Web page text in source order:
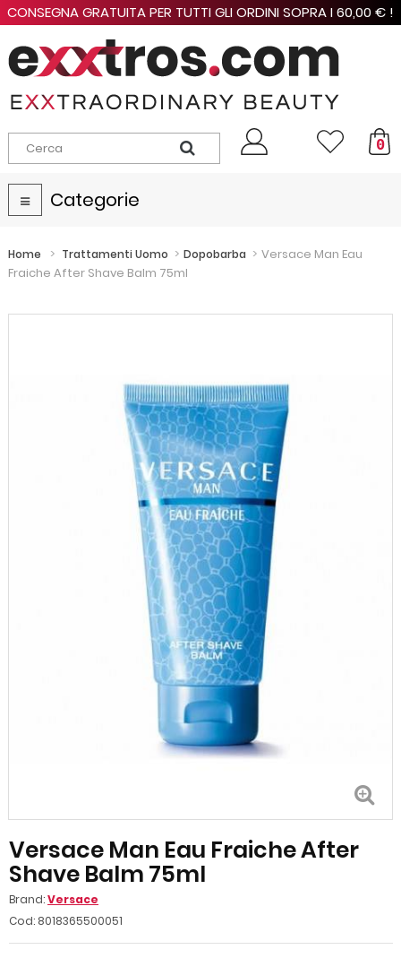
CONSEGNA GRATUITA PER TUTTI GLI ORDINI SOPRA I 60,00 € !
0
Navigazione
Toggle
Categorie
Home > Trattamenti Uomo > Dopobarba > Versace Man Eau
Fraiche After Shave Balm 75ml
Versace Man Eau Fraiche After
Shave Balm 75ml
Brand:Versace
Cod: 8018365500051